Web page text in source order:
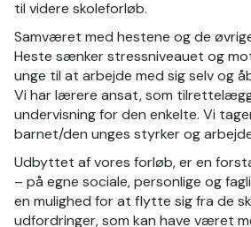
til videre skoleforløb.
Samværet med hestene og de
Heste sænker stressniveauet og
unge til at arbejde med sig selv og
Vi har lærere ansat, som
undervisning for den enkelte. Vi
barnet/den unges styrker og
Udbyttet af vores forløb, er en
– på egne sociale, personlige og
en mulighed for at flytte sig fra de
udfordringer, som kan have været